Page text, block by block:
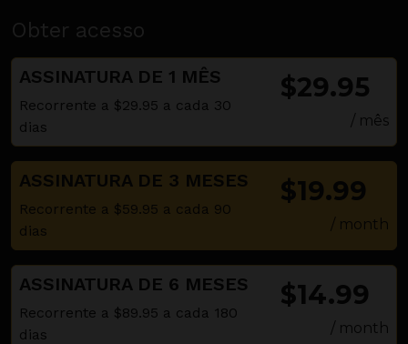
Obter acesso
ASSINATURA DE 1 MÊS
Recorrente a $29.95 a cada 30
dias
$29.95
/ mês
ASSINATURA DE 3 MESES
Recorrente a $59.95 a cada 90
dias
$19.99
/ month
ASSINATURA DE 6 MESES
Recorrente a $89.95 a cada 180
dias
$14.99
/ month